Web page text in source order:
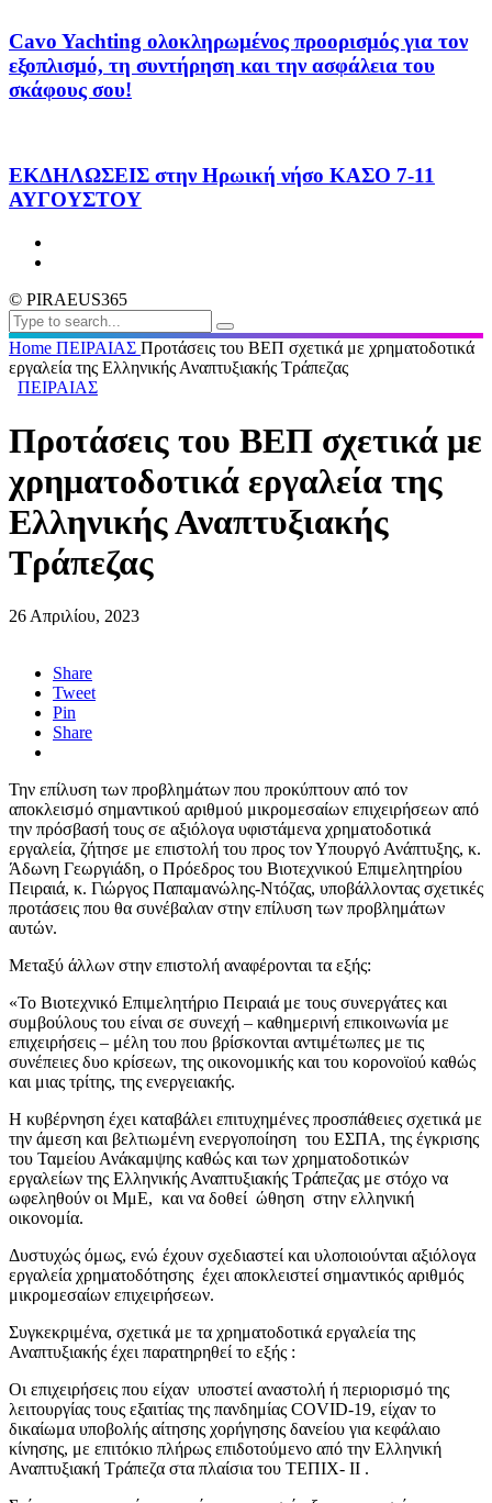
Cavo Yachting ολοκληρωμένος προορισμός για τον
εξοπλισμό, τη συντήρηση και την ασφάλεια του
σκάφους σου!
ΕΚΔΗΛΩΣΕΙΣ στην Ηρωική νήσο ΚΑΣΟ 7-11
ΑΥΓΟΥΣΤΟΥ
© PIRAEUS365
Home ΠΕΙΡΑΙΑΣ Προτάσεις του ΒΕΠ σχετικά με χρηματοδοτικά
εργαλεία της Ελληνικής Αναπτυξιακής Τράπεζας
ΠΕΙΡΑΙΑΣ
Προτάσεις του ΒΕΠ σχετικά με
χρηματοδοτικά εργαλεία της
Ελληνικής Αναπτυξιακής
Τράπεζας
26 Απριλίου, 2023
Share
Tweet
Pin
Share
Την επίλυση των προβλημάτων που προκύπτουν από τον
αποκλεισμό σημαντικού αριθμού μικρομεσαίων επιχειρήσεων από
την πρόσβασή τους σε αξιόλογα υφιστάμενα χρηματοδοτικά
εργαλεία, ζήτησε με επιστολή του προς τον Υπουργό Ανάπτυξης, κ.
Άδωνη Γεωργιάδη, ο Πρόεδρος του Βιοτεχνικού Επιμελητηρίου
Πειραιά, κ. Γιώργος Παπαμανώλης-Ντόζας, υποβάλλοντας σχετικές
προτάσεις που θα συνέβαλαν στην επίλυση των προβλημάτων
αυτών.
Μεταξύ άλλων στην επιστολή αναφέρονται τα εξής:
«Το Βιοτεχνικό Επιμελητήριο Πειραιά με τους συνεργάτες και
συμβούλους του είναι σε συνεχή – καθημερινή επικοινωνία με
επιχειρήσεις – μέλη του που βρίσκονται αντιμέτωπες με τις
συνέπειες δυο κρίσεων, της οικονομικής και του κορονοϊού καθώς
και μιας τρίτης, της ενεργειακής.
Η κυβέρνηση έχει καταβάλει επιτυχημένες προσπάθειες σχετικά με
την άμεση και βελτιωμένη ενεργοποίηση του ΕΣΠΑ, της έγκρισης
του Ταμείου Ανάκαμψης καθώς και των χρηματοδοτικών
εργαλείων της Ελληνικής Αναπτυξιακής Τράπεζας με στόχο να
ωφεληθούν οι ΜμΕ, και να δοθεί ώθηση στην ελληνική
οικονομία.
Δυστυχώς όμως, ενώ έχουν σχεδιαστεί και υλοποιούνται αξιόλογα
εργαλεία χρηματοδότησης έχει αποκλειστεί σημαντικός αριθμός
μικρομεσαίων επιχειρήσεων.
Συγκεκριμένα, σχετικά με τα χρηματοδοτικά εργαλεία της
Αναπτυξιακής έχει παρατηρηθεί το εξής :
Οι επιχειρήσεις που είχαν υποστεί αναστολή ή περιορισμό της
λειτουργίας τους εξαιτίας της πανδημίας CΟVΙD-19, είχαν το
δικαίωμα υποβολής αίτησης χορήγησης δανείου για κεφάλαιο
κίνησης, με επιτόκιο πλήρως επιδοτούμενο από την Ελληνική
Αναπτυξιακή Τράπεζα στα πλαίσια του ΤΕΠΙΧ- ΙΙ .